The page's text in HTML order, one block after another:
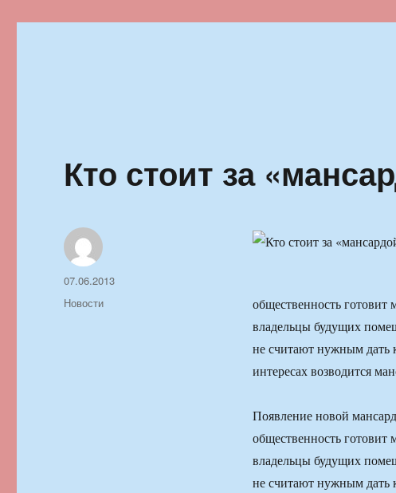
Кто стоит за
общественность
владельцы будущих
не считают нужным дать
интересах возводится
Появление новой
общественность
владельцы будущих
не считают нужным дать
Автор
Опубликовано
07.06.2013
Рубрики
Новости